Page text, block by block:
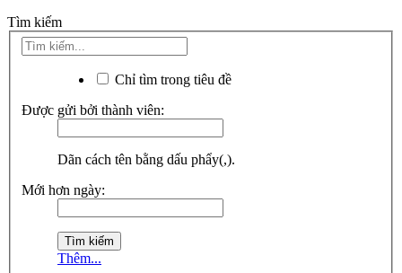
Tìm kiếm
Chỉ tìm trong tiêu đề
Được gửi bởi thành viên:
Dãn cách tên bằng dấu phẩy(,).
Mới hơn ngày:
Thêm...